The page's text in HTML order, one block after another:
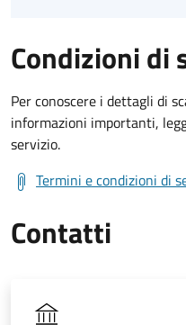
Condizioni di
Per conoscere i dettagli di
informazioni importanti,
servizio.
Termini e condizioni di
Contatti